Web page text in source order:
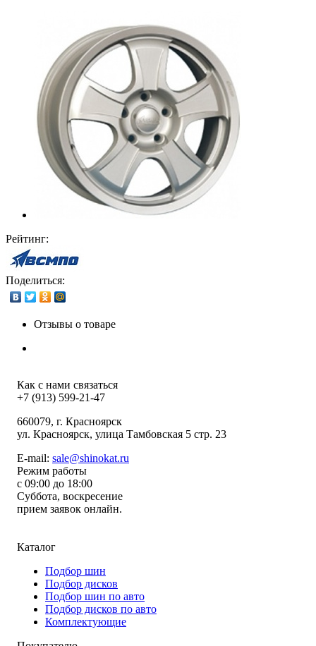
Рейтинг:
Поделиться:
Отзывы о товаре
Как с нами связаться
+7 (913) 599-21-47
660079, г. Красноярск
ул. Красноярск, улица Тамбовская 5 стр. 23
E-mail: sale@shinokat.ru
Режим работы
с 09:00 до 18:00
Суббота, воскресение
прием заявок онлайн.
Каталог
Подбор шин
Подбор дисков
Подбор шин по авто
Подбор дисков по авто
Комплектующие